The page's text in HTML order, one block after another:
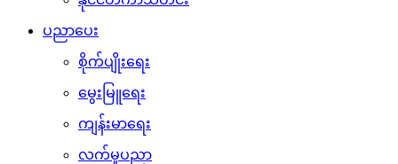
ပညာပေး
စိုက်ပျိုးရေး
မွေးမြူရေး
ကျန်းမာရေး
လက်မှုပညာ